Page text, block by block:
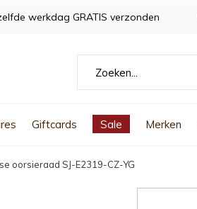
Giftcards Sale Merken
werkdag GRATIS verzonden
oorsieraad SJ-E2319-CZ-YG